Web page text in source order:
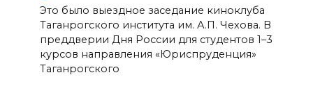
Это было выездное заседание киноклуба
Таганрогского института им. А.П. Чехова. В
преддверии Дня России для студентов 1–3
курсов направления «Юриспруденция»
Таганрогского